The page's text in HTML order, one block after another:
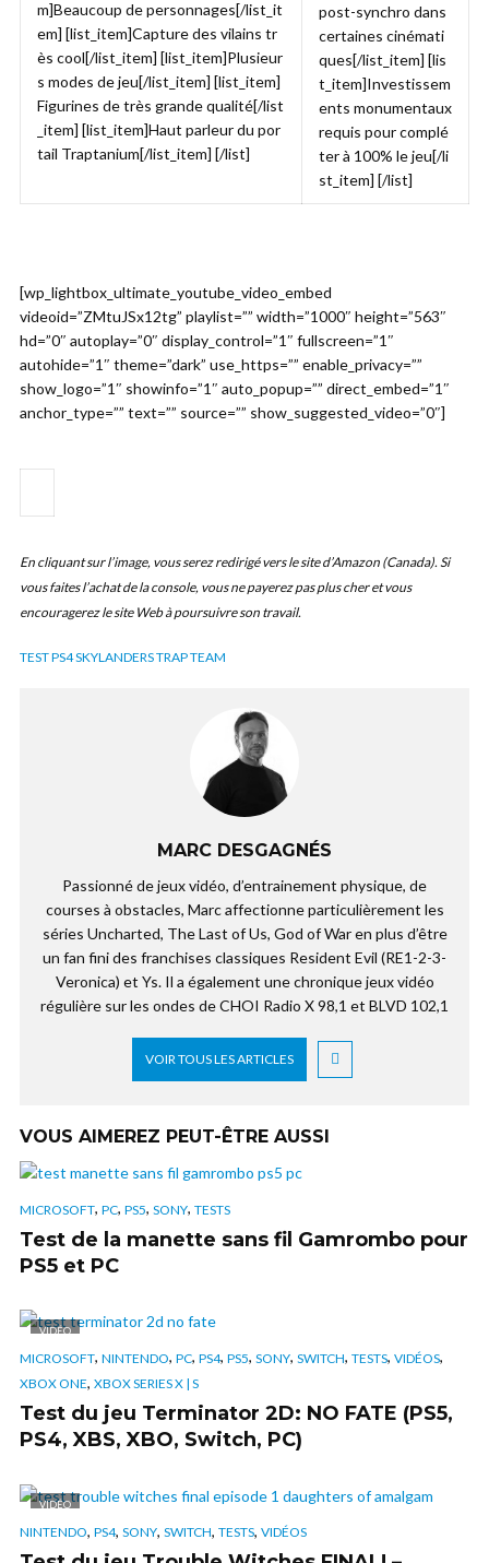
m]Beaucoup de personnages[/list_it
em] [list_item]Capture des vilains tr
ès cool[/list_item] [list_item]Plusieur
s modes de jeu[/list_item] [list_item]
Figurines de très grande qualité[/list
_item] [list_item]Haut parleur du por
tail Traptanium[/list_item] [/list]
post-synchro dans
certaines cinémati
ques[/list_item] [lis
t_item]Investissem
ents monumentaux
requis pour complé
ter à 100% le jeu[/li
st_item] [/list]
[wp_lightbox_ultimate_youtube_video_embed
videoid=”ZMtuJSx12tg” playlist=”” width=”1000″ height=”563″
hd=”0″ autoplay=”0″ display_control=”1″ fullscreen=”1″
autohide=”1″ theme=”dark” use_https=”” enable_privacy=””
show_logo=”1″ showinfo=”1″ auto_popup=”” direct_embed=”1″
anchor_type=”” text=”” source=”” show_suggested_video=”0″]
En cliquant sur l’image, vous serez redirigé vers le site d’Amazon (Canada). Si
vous faites l’achat de la console, vous ne payerez pas plus cher et vous
encouragerez le site Web à poursuivre son travail.
TEST PS4 SKYLANDERS TRAP TEAM
MARC DESGAGNÉS
Passionné de jeux vidéo, d’entrainement physique, de
courses à obstacles, Marc affectionne particulièrement les
séries Uncharted, The Last of Us, God of War en plus d’être
un fan fini des franchises classiques Resident Evil (RE1-2-3-
Veronica) et Ys. Il a également une chronique jeux vidéo
régulière sur les ondes de CHOI Radio X 98,1 et BLVD 102,1
VOIR TOUS LES ARTICLES
VOUS AIMEREZ PEUT-ÊTRE AUSSI
MICROSOFT, PC, PS5, SONY, TESTS
Test de la manette sans fil Gamrombo pour
PS5 et PC
VIDÉO
MICROSOFT, NINTENDO, PC, PS4, PS5, SONY, SWITCH, TESTS, VIDÉOS,
XBOX ONE, XBOX SERIES X | S
Test du jeu Terminator 2D: NO FATE (PS5,
PS4, XBS, XBO, Switch, PC)
VIDÉO
NINTENDO, PS4, SONY, SWITCH, TESTS, VIDÉOS